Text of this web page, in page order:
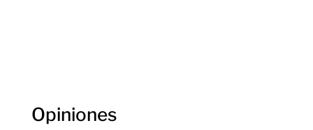
Opiniones